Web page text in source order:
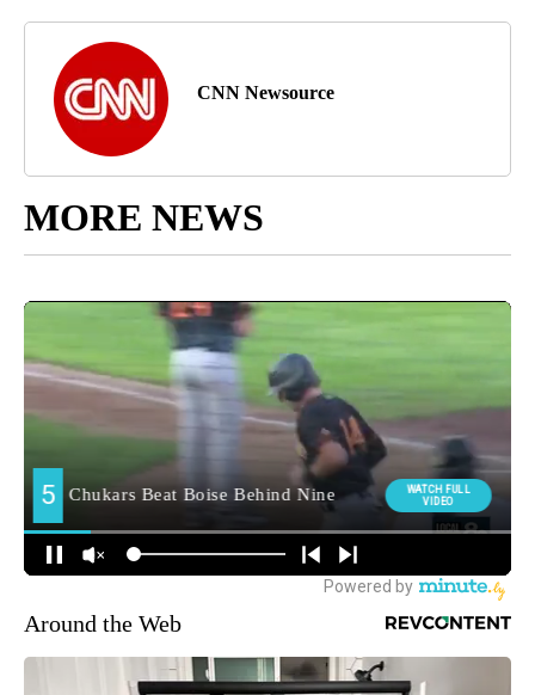
CNN Newsource
MORE NEWS
Around the Web